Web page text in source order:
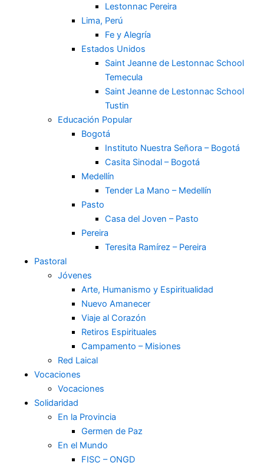
Lestonnac Pereira
Lima, Perú
Fe y Alegría
Estados Unidos
Saint Jeanne de Lestonnac School
Temecula
Saint Jeanne de Lestonnac School
Tustin
Educación Popular
Bogotá
Instituto Nuestra Señora – Bogotá
Casita Sinodal – Bogotá
Medellín
Tender La Mano – Medellín
Pasto
Casa del Joven – Pasto
Pereira
Teresita Ramírez – Pereira
Pastoral
Jóvenes
Arte, Humanismo y Espiritualidad
Nuevo Amanecer
Viaje al Corazón
Retiros Espirituales
Campamento – Misiones
Red Laical
Vocaciones
Vocaciones
Solidaridad
En la Provincia
Germen de Paz
En el Mundo
FISC – ONGD